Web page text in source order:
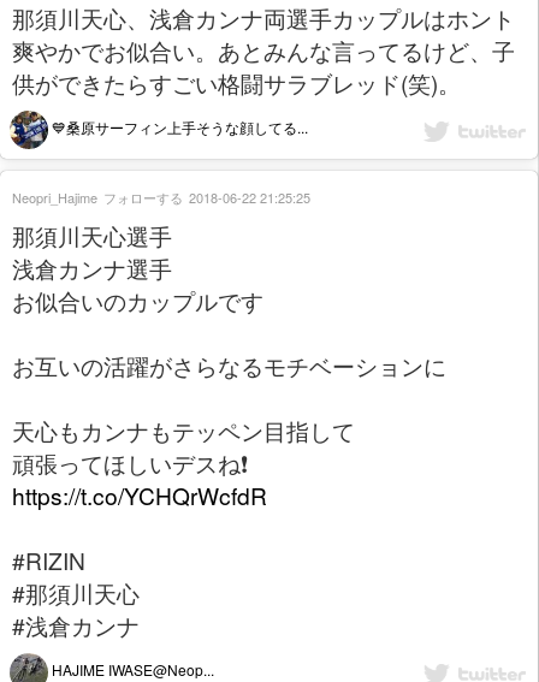
那須川天心、浅倉カンナ両選手カップルはホント
爽やかでお似合い。あとみんな言ってるけど、子
供ができたらすごい格闘サラブレッド(笑)。
💙桑原サーフィン上手そうな顔してる...
那須川天心選手
浅倉カンナ選手
お似合いのカップルです
お互いの活躍がさらなるモチベーションに
天心もカンナもテッペン目指して
頑張ってほしいデスね❗️
https://t.co/YCHQrWcfdR
#RIZIN
#那須川天心
#浅倉カンナ
HAJIME IWASE@Neop...
Neopri_Hajime フォローする 2018-06-22 21:25:25